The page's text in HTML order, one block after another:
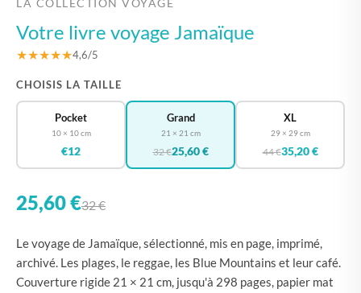
LA COLLECTION VOYAGE
Votre livre voyage Jamaïque
★★★★★4,6/5
CHOISIS LA TAILLE
Pocket
10 × 10 cm
€12
Grand
21 × 21 cm
32 €25,60 €
XL
29 × 29 cm
44 €35,20 €
25,60 €32 €
Le voyage de Jamaïque, sélectionné, mis en page, imprimé,
archivé. Les plages, le reggae, les Blue Mountains et leur café.
Couverture rigide 21 × 21 cm, jusqu'à 298 pages, papier mat